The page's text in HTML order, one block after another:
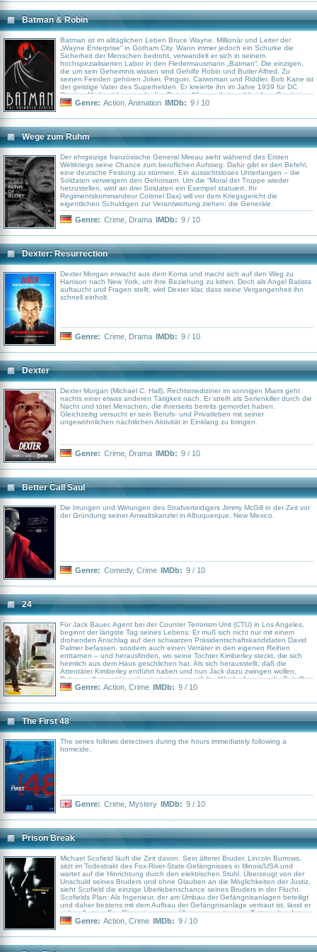
Informationen Die fünf New Yorker Mafia-FamilienWissenswertes zu Film und
DrehDie Symbolik der Orangen in den Filmen der TrilogieDie Verfilmung der
literarischen Vorlage von Mario PuzoInformationen zur Filmreihe Weitere
Informationen im InternetDas Skript auf The Godfather TrilogyStammbaum
der Familie Corleone auf en.wikipedia.orgchronologische Abfolge der
wichtigsten Ereignisse in der Familiengeschichte auf Website der University of
MichiganAlles zur Mafia auf de.wikipedia.org Quellen The Godfather bei der
Wikipedia (engl.)Der Pate bei der Wikipedia (dts.)Zusammenfassung auf
Website von Dieter Wunderlich
Batman & Robin
Batman ist im alltäglichen Leben Bruce Wayne, Millionär und Leiter der
„Wayne Enterprise“ in Gotham City. Wann immer jedoch ein Schurke die
Sicherheit der Menschen bedroht, verwandelt er sich in seinem
hochspezialisierten Labor in den Fledermausmann „Batman“. Die einzigen,
die um sein Geheimnis wissen sind Gehilfe Robin und Butler Alfred. Zu
seinen Feinden gehören Joker, Pinguin, Catwoman und Riddler. Bob Kane ist
der geistige Vater des Superhelden. Er kreierte ihn im Jahre 1939 für DC
Comics. Und seitdem wurde die „Batman“-Legende in zahlreichen Comics,
Radiosendungen, TV-Serien Kinofilmen und Zeichentrickserien verarbeitet.
Evolution“, „Men in Black“ und „Gargoyles“ verantwortlich. Die Geschichten
stammen u. a. aus der Feder von Alan Burnett, der zuvor „Superman“, „Duck
Tales“ und „Freakazoid“ mit seinen Ideen bestückte. Burnett erhielt
zusammen mit anderen 1993 einen Emmy im Bereich Animationsprogramme
für seine Arbeit an „Batman & Robin“.
Genre: Action Animation IMDb: 9 / 10
Wege zum Ruhm
Der ehrgeizige französische General Mireau sieht während des Ersten
Weltkriegs seine Chance zum beruflichen Aufstieg. Dafür gibt er den Befehl,
eine deutsche Festung zu stürmen. Ein aussichtsloses Unterfangen – die
Soldaten verweigern den Gehorsam. Um die “Moral der Truppe wieder
herzustellen, wird an drei Soldaten ein Exempel statuiert. Ihr
Regimentskommandeur Colonel Dax) will vor dem Kriegsgericht die
eigentlichen Schuldigen zur Verantwortung ziehen: die Generäle.
Genre: Crime Drama IMDb: 9 / 10
Dexter: Resurrection
Dexter Morgan erwacht aus dem Koma und macht sich auf den Weg zu
Harrison nach New York, um ihre Beziehung zu kitten. Doch als Angel Batista
auftaucht und Fragen stellt, wird Dexter klar, dass seine Vergangenheit ihn
schnell einholt.
Genre: Crime Drama IMDb: 9 / 10
Dexter
Dexter Morgan (Michael C. Hall), Rechtsmediziner im sonnigen Miami geht
nachts einer etwas anderen Tätigkeit nach. Er streift als Serienkiller durch die
Nacht und tötet Menschen, die ihrerseits bereits gemordet haben.
Gleichzeitig versucht er sein Berufs- und Privatleben mit seiner
ungewöhnlichen nächtlichen Aktivität in Einklang zu bringen.
Genre: Crime Drama IMDb: 9 / 10
Better Call Saul
Die Irrungen und Wirrungen des Strafverteidigers Jimmy McGill in der Zeit vor
der Gründung seiner Anwaltskanzlei in Albuquerque, New Mexico.
Genre: Comedy, Crime IMDb: 9 / 10
24
Für Jack Bauer, Agent bei der Counter Terrorism Unit (CTU) in Los Angeles,
beginnt der längste Tag seines Lebens: Er muß sich nicht nur mit einem
drohenden Anschlag auf den schwarzen Präsidentschaftskandidaten David
Palmer befassen, sondern auch einen Verräter in den eigenen Reihen
enttarnen – und herausfinden, wo seine Tochter Kimberley steckt, die sich
heimlich aus dem Haus geschlichen hat. Als sich herausstellt, daß die
Attentäter Kimberley entführt haben und nun Jack dazu zwingen wollen,
Palmer selbst zu töten, beginnt ein verzweifelter Wettlauf gegen die Zeit. Das
Besondere an der Serie: „24“ spielt in Echtzeit, jede Season umfaßt einen
geht es um Bedrohungen durch Terroristen und Anschläge, sei es mit Giftgas
oder gar mit Hilfe einer Atombombe. Immer haben seine Fälle für Jack auch
eine ganz persönliche Komponente. Und nie kann sich der Agent auf all
seine Kollegen bei der CTU verlassen, da sich auch die internen Fronten im
Verlauf der Seasons mehrfach verändern können.
Genre: Action Crime IMDb: 9 / 10
The First 48
The series follows detectives during the hours immediately following a
homicide.
Genre: Crime Mystery IMDb: 9 / 10
Prison Break
Michael Scofield läuft die Zeit davon. Sein älterer Bruder, Lincoln Burrows,
sitzt im Todestrakt des Fox-River-State-Gefängnisses in Illinois/USA und
wartet auf die Hinrichtung durch den elektrischen Stuhl. Überzeugt von der
Unschuld seines Bruders und ohne Glauben an die Möglichkeiten der Justiz,
sieht Scofield die einzige Überlebenschance seines Bruders in der Flucht.
Scofields Plan: Als Ingenieur, der am Umbau der Gefängnisanlagen beteiligt
und daher bestens mit dem Aufbau der Gefängnisanlage vertraut ist, lässt er
sich selbst ins Fox-River einsperren. Überzogen mit einem Tattoo, das den
gesamten Plan der Gefängnisanlage abbildet, macht er sich daran, seinen
Doch schnell stellt Scofield fest, dass der Gefängnisalltag unberechenbar ist.
Sein Vorhaben gerät in Gefahr - und Burrows Hinrichtung steht unmittelbar
Genre: Action Crime IMDb: 9 / 10